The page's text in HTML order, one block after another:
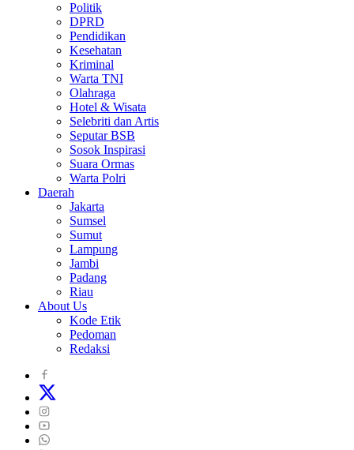
Politik
DPRD
Pendidikan
Kesehatan
Kriminal
Warta TNI
Olahraga
Hotel & Wisata
Selebriti dan Artis
Seputar BSB
Sosok Inspirasi
Suara Ormas
Warta Polri
Daerah
Jakarta
Sumsel
Sumut
Lampung
Jambi
Padang
Riau
About Us
Kode Etik
Pedoman
Redaksi